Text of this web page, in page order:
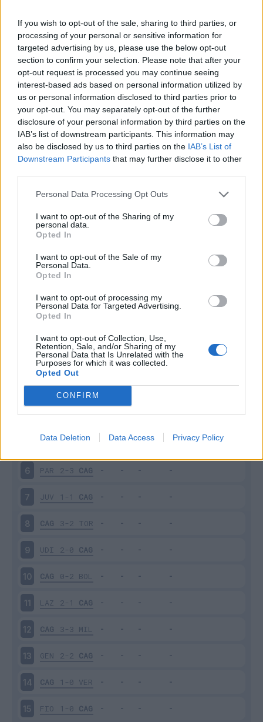
If you wish to opt-out of the sale, sharing to third parties, or
processing of your personal or sensitive information for
targeted advertising by us, please use the below opt-out
section to confirm your selection. Please note that after your
opt-out request is processed you may continue seeing
interest-based ads based on personal information utilized by
us or personal information disclosed to third parties prior to
your opt-out. You may separately opt-out of the further
disclosure of your personal information by third parties on the
IAB’s list of downstream participants. This information may
also be disclosed by us to third parties on the IAB’s List of
Downstream Participants that may further disclose it to other
Personal Data Processing Opt Outs
I want to opt-out of the Sharing of my
personal data.
Opted In
I want to opt-out of the Sale of my
Personal Data.
Opted In
I want to opt-out of processing my
Personal Data for Targeted Advertising.
Opted In
I want to opt-out of Collection, Use,
Retention, Sale, and/or Sharing of my
Personal Data that Is Unrelated with the
Purposes for which it was collected.
Opted Out
CONFIRM
Data Deletion Data Access Privacy Policy
Classic Mantra
Riepilogo stagione
Titolare 0 - 0 %
Entrato 0 - 0%
Squalificato 0 - 0%
Infortunato 0 - 0%
Inutilizzato 38 - 100%
Scarica riepilogo
Giornata
CAG 0-0 ROM
CAG 1-1 COM
1-0 CAG
4 CAG 0-4 NAP
CAG 0-2 EMP
6 PAR 2-3 CAG
7 JUV 1-1 CAG
8 CAG 3-2 TOR
9 UDI 2-0 CAG
10 CAG 0-2 BOL
11 LAZ 2-1 CAG
12 CAG 3-3 MIL
13 GEN 2-2 CAG
14 CAG 1-0 VER
15 FIO 1-0 CAG